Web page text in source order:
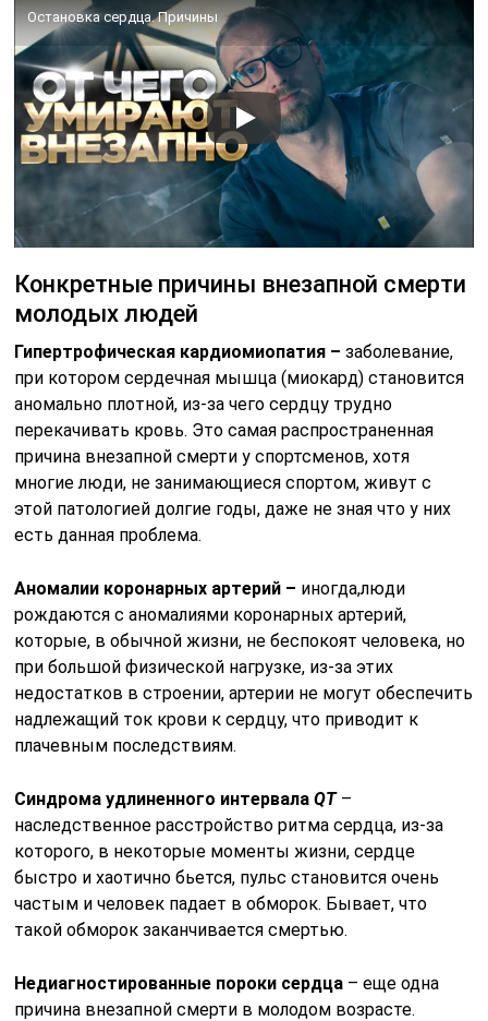
Остановка сердца. Причины
Конкретные причины внезапной смерти
молодых людей
Гипертрофическая кардиомиопатия – заболевание,
при котором сердечная мышца (миокард) становится
аномально плотной, из-за чего сердцу трудно
перекачивать кровь. Это самая распространенная
причина внезапной смерти у спортсменов, хотя
многие люди, не занимающиеся спортом, живут с
этой патологией долгие годы, даже не зная что у них
есть данная проблема.
Аномалии коронарных артерий – иногда,люди
рождаются с аномалиями коронарных артерий,
которые, в обычной жизни, не беспокоят человека, но
при большой физической нагрузке, из-за этих
недостатков в строении, артерии не могут обеспечить
надлежащий ток крови к сердцу, что приводит к
плачевным последствиям.
Синдрома удлиненного интервалаQT–
наследственное расстройство ритма сердца, из-за
которого, в некоторые моменты жизни, сердце
быстро и хаотично бьется, пульс становится очень
частым и человек падает в обморок. Бывает, что
такой обморок заканчивается смертью.
Недиагностированные пороки сердца – еще одна
причина внезапной смерти в молодом возрасте.